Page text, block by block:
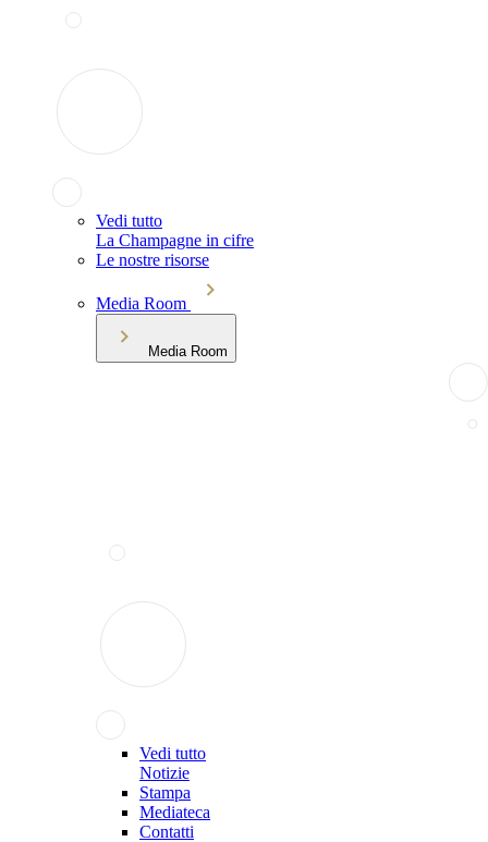
Vedi tutto
La Champagne in cifre
Le nostre risorse
Media Room
Media Room
Vedi tutto
Notizie
Stampa
Mediateca
Contatti